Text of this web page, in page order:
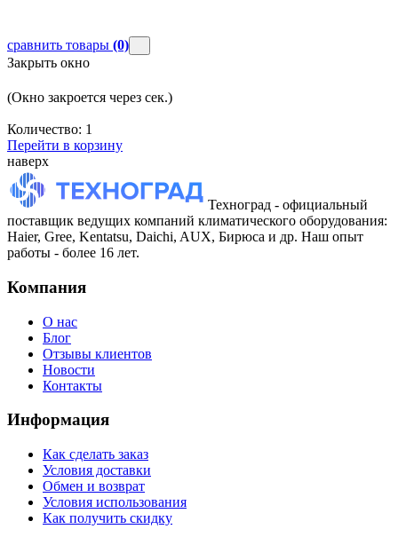
сравнить товары (0)
Закрыть окно
(Окно закроется через сек.)
Количество: 1
Перейти в корзину
наверх
Техноград - официальный
поставщик ведущих компаний климатического оборудования:
Haier, Gree, Kentatsu, Daichi, AUX, Бирюса и др. Наш опыт
работы - более 16 лет.
Компания
О нас
Блог
Отзывы клиентов
Новости
Контакты
Информация
Как сделать заказ
Условия доставки
Обмен и возврат
Условия использования
Как получить скидку